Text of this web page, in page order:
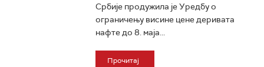
Србије продужила је Уредбу о
ограничењу висине цене деривата
нафте до 8. маја...
Прочитај